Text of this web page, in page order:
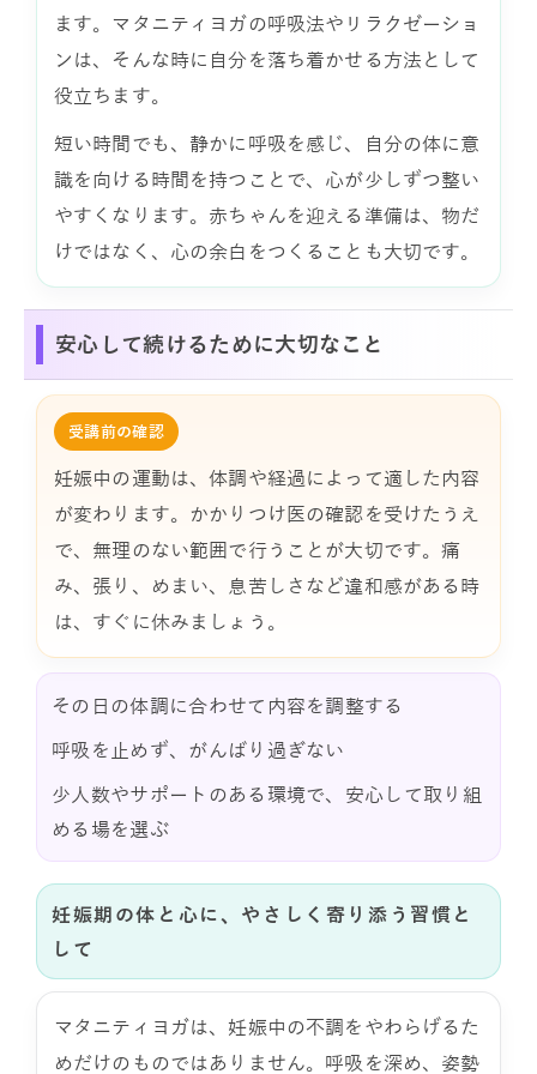
ます。マタニティヨガの呼吸法やリラクゼーショ
ンは、そんな時に自分を落ち着かせる方法として
役立ちます。
短い時間でも、静かに呼吸を感じ、自分の体に意
識を向ける時間を持つことで、心が少しずつ整い
やすくなります。赤ちゃんを迎える準備は、物だ
けではなく、心の余白をつくることも大切です。
安心して続けるために大切なこと
受講前の確認
妊娠中の運動は、体調や経過によって適した内容
が変わります。かかりつけ医の確認を受けたうえ
で、無理のない範囲で行うことが大切です。痛
み、張り、めまい、息苦しさなど違和感がある時
は、すぐに休みましょう。
その日の体調に合わせて内容を調整する
呼吸を止めず、がんばり過ぎない
少人数やサポートのある環境で、安心して取り組
める場を選ぶ
妊娠期の体と心に、やさしく寄り添う習慣と
して
マタニティヨガは、妊娠中の不調をやわらげるた
めだけのものではありません。呼吸を深め、姿勢